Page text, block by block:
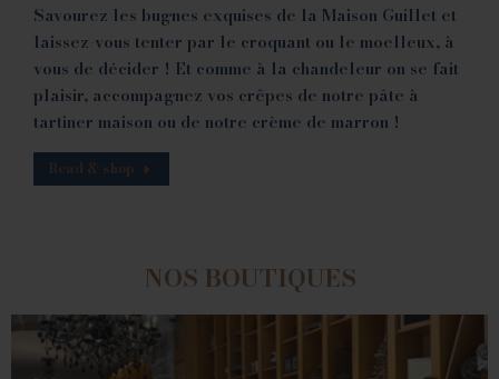
Savourez les bugnes exquises de la Maison Guillet et
laissez-vous tenter par le croquant ou le moelleux, à
vous de décider ! Et comme à la chandeleur on se fait
plaisir, accompagnez vos crêpes de notre pâte à
tartiner maison ou de notre crème de marron !
Read & shop
NOS BOUTIQUES